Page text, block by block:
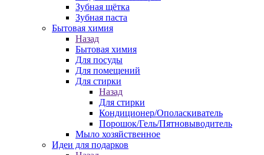
Зубная щётка
Зубная паста
Бытовая химия
Назад
Бытовая химия
Для посуды
Для помещений
Для стирки
Назад
Для стирки
Кондиционер/Ополаскиватель
Порошок/Гель/Пятновыводитель
Мыло хозяйственное
Идеи для подарков